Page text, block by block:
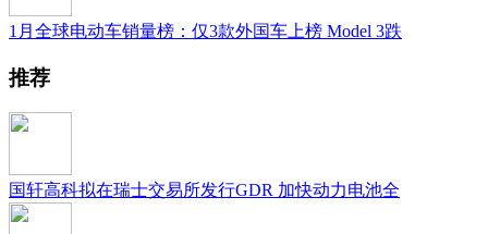
1月全球电动车销量榜：仅3款外国车上榜 Model 3跌
推荐
国轩高科拟在瑞士交易所发行GDR 加快动力电池全